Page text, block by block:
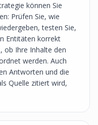
können Sie
Prüfen Sie, wie
testen Sie,
Entitäten korrekt
ob Ihre Inhalte den
werden. Auch
Antworten und die
Quelle zitiert wird,